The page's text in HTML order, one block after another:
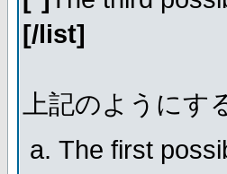
[/list]
上記のように
The first